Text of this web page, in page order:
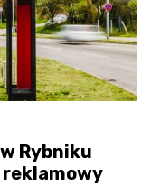
Rybniku